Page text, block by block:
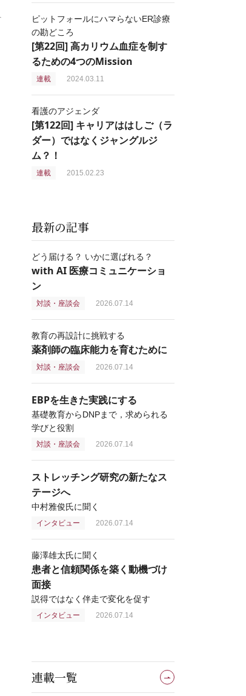
ピットフォールにハマらないER診療
の勘どころ
[第22回] 高カリウム血症を制す
るための4つのMission
連載 2024.03.11
看護のアジェンダ
[第122回] キャリアははしご（ラ
ダー）ではなくジャングルジ
ム？！
連載 2015.02.23
最新の記事
どう届ける？ いかに選ばれる？
with AI 医療コミュニケーショ
ン
対談・座談会 2026.07.14
教育の再設計に挑戦する
薬剤師の臨床能力を育むために
対談・座談会 2026.07.14
EBPを生きた実践にする
基礎教育からDNPまで，求められる
学びと役割
対談・座談会 2026.07.14
ストレッチング研究の新たなス
テージへ
中村雅俊氏に聞く
インタビュー 2026.07.14
藤澤雄太氏に聞く
患者と信頼関係を築く動機づけ
面接
説得ではなく伴走で変化を促す
インタビュー 2026.07.14
連載一覧